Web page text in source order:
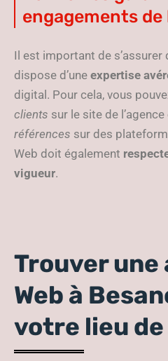
engagements de
Il est important de s’assurer
dispose d’une expertise
digital. Pour cela, vous
clients sur le site de
références sur des
Web doit également
vigueur.
Trouver une
Web à
votre lieu